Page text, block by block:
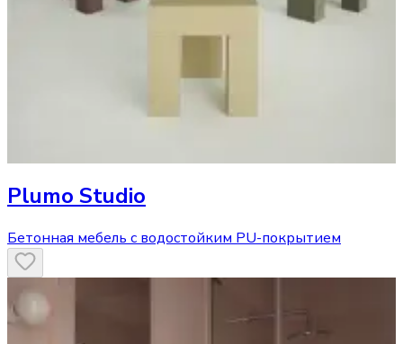
Plumo Studio
Бетонная мебель с водостойким PU-покрытием